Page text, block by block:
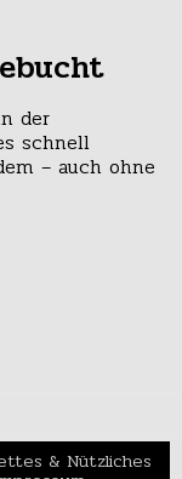
der
schnell
– auch ohne
& Nützliches